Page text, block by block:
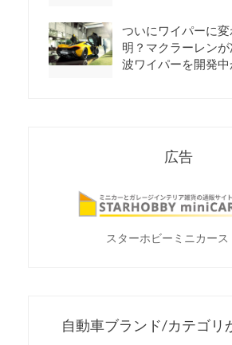
ついにワイパーに
明？マクラーレン
波ワイパーを開発中
広告
スターホビーミニカース
自動車ブランド/カテゴリ